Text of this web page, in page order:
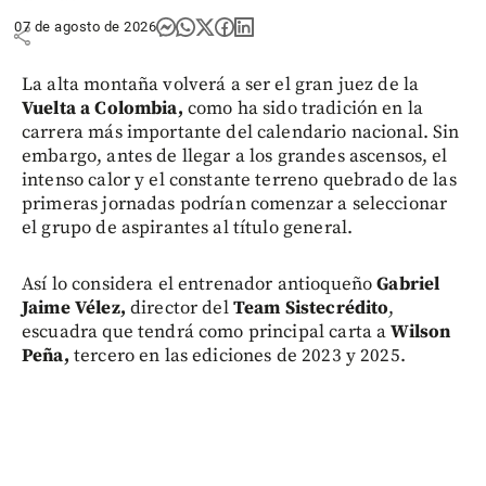
share
07 de agosto de 2026
La alta montaña volverá a ser el gran juez de la
Vuelta a Colombia, como ha sido tradición en la
carrera más importante del calendario nacional. Sin
embargo, antes de llegar a los grandes ascensos, el
intenso calor y el constante terreno quebrado de las
primeras jornadas podrían comenzar a seleccionar
el grupo de aspirantes al título general.
Así lo considera el entrenador antioqueñoGabriel
Jaime Vélez, director delTeam Sistecrédito,
escuadra que tendrá como principal carta aWilson
Peña, tercero en las ediciones de 2023 y 2025.